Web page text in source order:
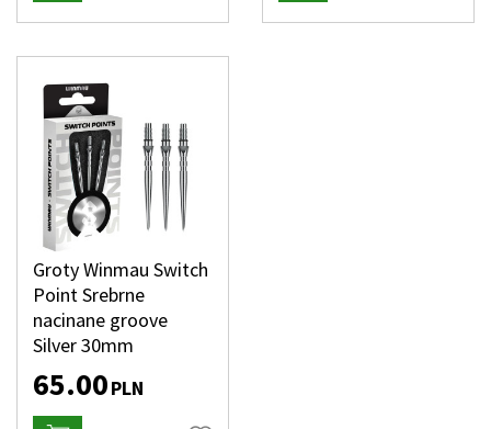
Groty Winmau Switch
Point Srebrne
nacinane groove
Silver 30mm
65.00PLN